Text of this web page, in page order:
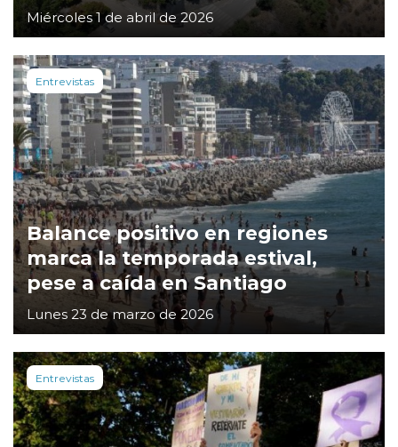
Miércoles 1 de abril de 2026
Entrevistas
Balance positivo en regiones
marca la temporada estival,
pese a caída en Santiago
Lunes 23 de marzo de 2026
Entrevistas